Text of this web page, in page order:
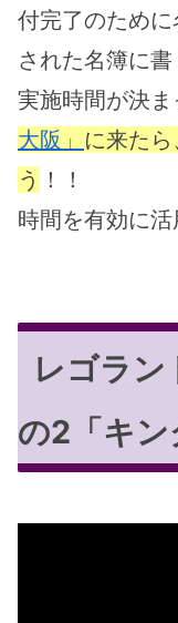
付完了のため
された名簿に書
実施時間が決ま
大阪」 に来た
う ！！
時間を有効に活
レゴラン
の2「キン